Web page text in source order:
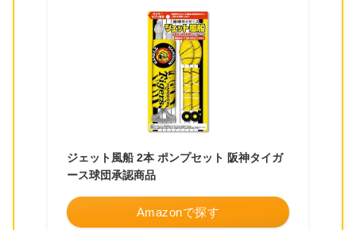
ジェット風船 2本 ポンプセット 阪神タイガ
ース球団承認商品
Amazonで探す